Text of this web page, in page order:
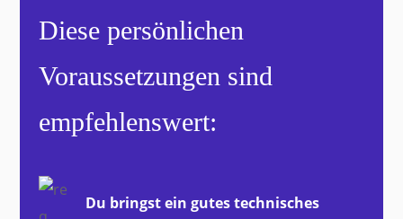
Diese persönlichen
Voraussetzungen sind
empfehlenswert:
Du bringst ein gutes technisches